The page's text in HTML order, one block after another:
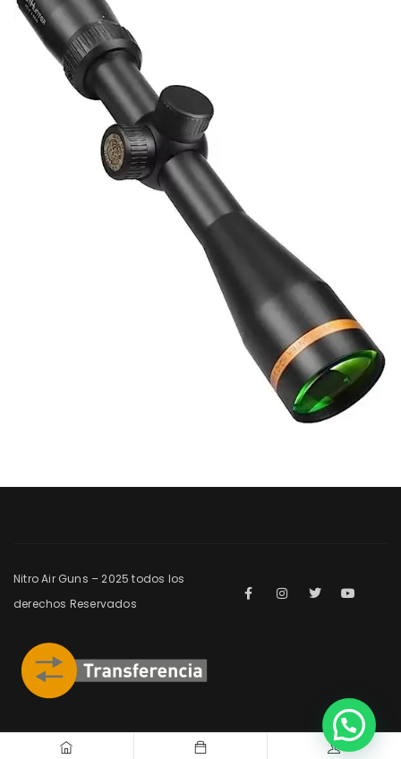
Nitro Air Guns – 2025 todos los
derechos Reservados